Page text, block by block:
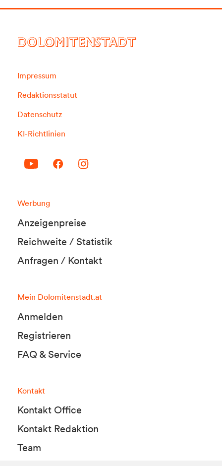
DOLOMITENSTADT
Impressum
Redaktionsstatut
Datenschutz
KI-Richtlinien
Werbung
Anzeigenpreise
Reichweite / Statistik
Anfragen / Kontakt
Mein Dolomitenstadt.at
Anmelden
Registrieren
FAQ & Service
Kontakt
Kontakt Office
Kontakt Redaktion
Team